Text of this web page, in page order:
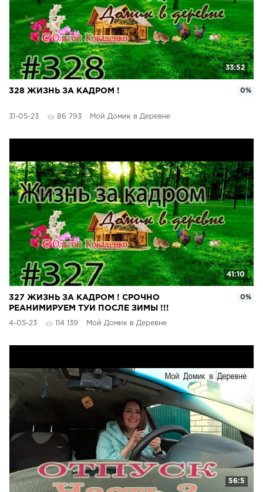
33:52
328 ЖИЗНЬ ЗА КАДРОМ !
31-05-23 86 793 Мой Домик в Деревне
0%
41:10
327 ЖИЗНЬ ЗА КАДРОМ ! СРОЧНО
РЕАНИМИРУЕМ ТУИ ПОСЛЕ ЗИМЫ !!!
4-05-23 114 139 Мой Домик в Деревне
0%
56:5